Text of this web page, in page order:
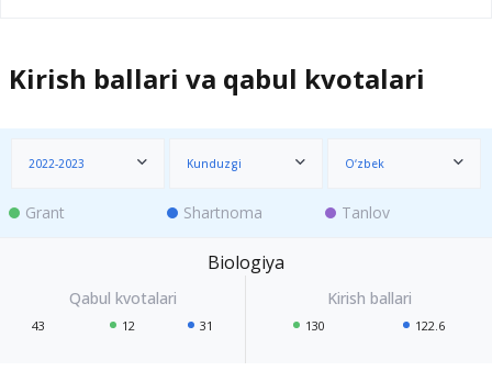
Kirish ballari va qabul kvotalari
2022-2023 Kunduzgi O‘zbek
Grant Shartnoma Tanlov
Biologiya
43 12 31 130 122.6